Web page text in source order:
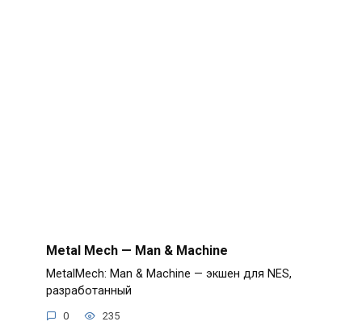
Metal Mech — Man & Machine
MetalMech: Man & Machine — экшен для NES,
разработанный
0 235